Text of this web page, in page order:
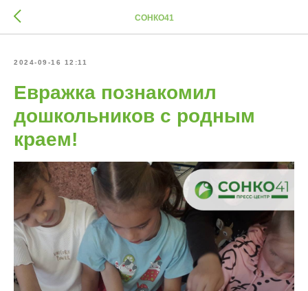
СОНКО41
2024-09-16 12:11
Евражка познакомил
дошкольников с родным
краем!